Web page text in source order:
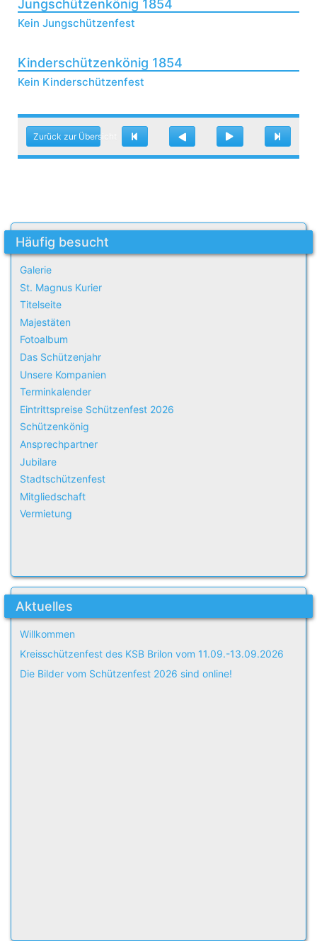
Jungschützenkönig 1854
Kein Jungschützenfest
Kinderschützenkönig 1854
Kein Kinderschützenfest
Zurück zur Übersicht
Häufig besucht
Galerie
St. Magnus Kurier
Titelseite
Majestäten
Fotoalbum
Das Schützenjahr
Unsere Kompanien
Terminkalender
Eintrittspreise Schützenfest 2026
Schützenkönig
Ansprechpartner
Jubilare
Stadtschützenfest
Mitgliedschaft
Vermietung
Aktuelles
Willkommen
Kreisschützenfest des KSB Brilon vom 11.09.-13.09.2026
Die Bilder vom Schützenfest 2026 sind online!